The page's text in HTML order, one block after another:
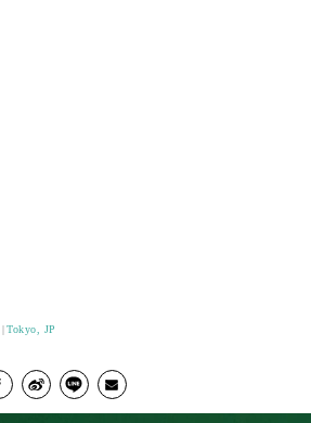
Tokyo, JP